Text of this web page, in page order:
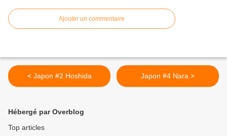
Ajouter un commentaire
< Japon #2 Hoshida Japon #4 Nara >
Hébergé par Overblog
Top articles